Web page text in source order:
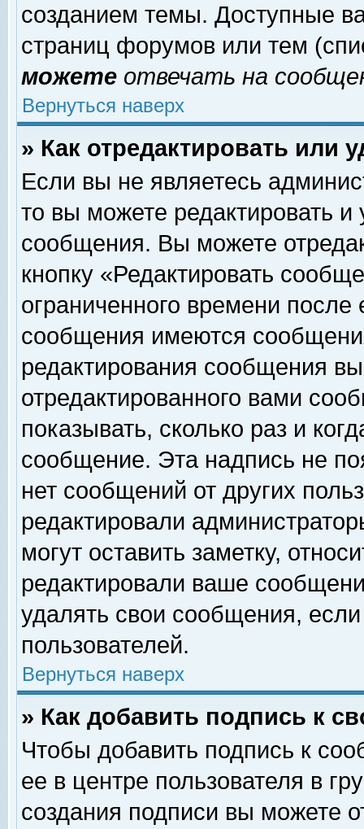
созданием темы. Доступные
страниц форумов или тем
можете отвечать на
Вернуться наверх
» Как отредактировать или
Если вы не являетесь
то вы можете редактировать и
сообщения. Вы можете
кнопку «Редактировать
ограниченного времени
сообщения имеются
редактирования сообщения
отредактированного вами
показывать, сколько раз и
сообщение. Эта надпись не
нет сообщений от других
редактировали
могут оставить заметку,
редактировали ваше
удалять свои сообщения,
пользователей.
Вернуться наверх
» Как добавить подпись к
Чтобы добавить подпись к
ее в центре пользователя в
создания подписи вы можете